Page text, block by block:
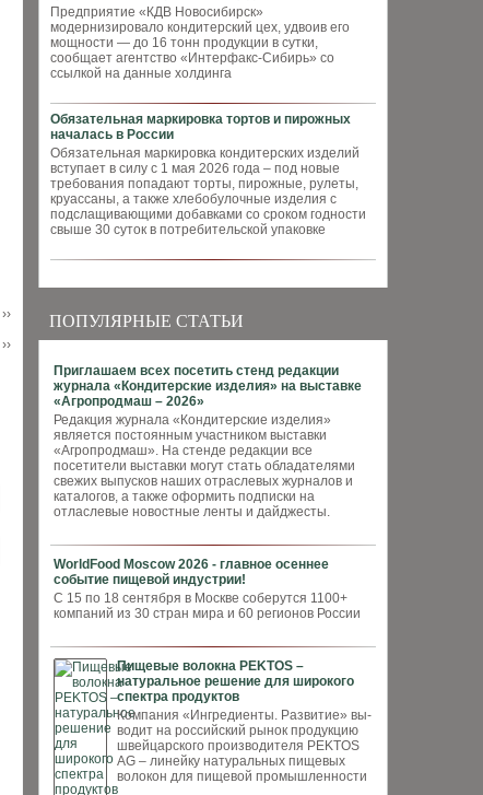
Предприятие «КДВ Новосибирск»
модернизировало кондитерский цех, удвоив его
мощности — до 16 тонн продукции в сутки,
сообщает агентство «Интерфакс-Сибирь» со
ссылкой на данные холдинга
Обязательная маркировка тортов и пирожных
началась в России
Обязательная маркировка кондитерских изделий
вступает в силу с 1 мая 2026 года – под новые
требования попадают торты, пирожные, рулеты,
круассаны, а также хлебобулочные изделия с
подслащивающими добавками со сроком годности
свыше 30 суток в потребительской упаковке
ПОПУЛЯРНЫЕ СТАТЬИ
Приглашаем всех посетить стенд редакции
журнала «Кондитерские изделия» на выставке
«Агропродмаш – 2026»
Редакция журнала «Кондитерские изделия»
является постоянным участником выставки
«Агропродмаш». На стенде редакции все
посетители выставки могут стать обладателями
свежих выпусков наших отраслевых журналов и
каталогов, а также оформить подписки на
отласлевые новостные ленты и дайджесты.
WorldFood Moscow 2026 - главное осеннее
событие пищевой индустрии!
С 15 по 18 сентября в Москве соберутся 1100+
компаний из 30 стран мира и 60 регионов России
Пищевые волокна PEKTOS –
натуральное решение для широкого
спектра продуктов
Компания «Ингредиенты. Развитие» вы­
водит на российский рынок продукцию
швей­царского производителя PEKTOS
AG – ли­нейку натуральных пищевых
волокон для пи­щевой промышленности
››
››